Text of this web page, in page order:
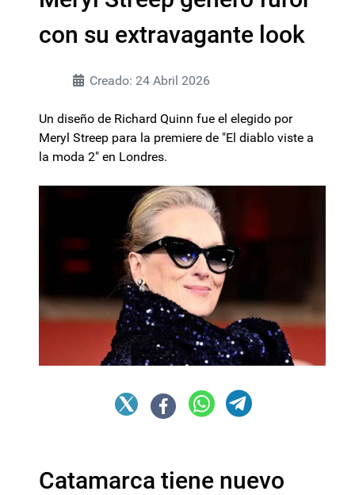
con su extravagante look
Creado: 24 Abril 2026
Un diseño de Richard Quinn fue el elegido por
Meryl Streep para la premiere de "El diablo viste a
la moda 2" en Londres.
Catamarca tiene nuevo